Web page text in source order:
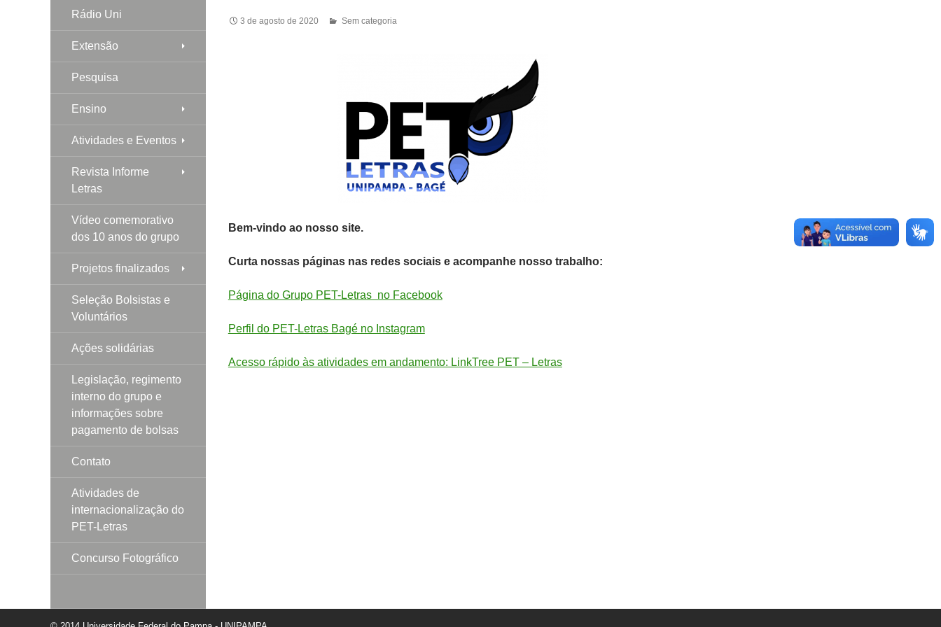
3 de agosto de 2020 Sem categoria
Bem-vindo ao nosso site.
Curta nossas páginas nas redes sociais e acompanhe nosso trabalho:
Página do Grupo PET-Letras no Facebook
Perfil do PET-Letras Bagé no Instagram
Acesso rápido às atividades em andamento: LinkTree PET – Letras
Rádio Uni
Extensão
Pesquisa
Ensino
Atividades e Eventos
Revista Informe
Letras
Vídeo comemorativo
dos 10 anos do grupo
Projetos finalizados
Seleção Bolsistas e
Voluntários
Ações solidárias
Legislação, regimento
interno do grupo e
informações sobre
pagamento de bolsas
Contato
Atividades de
internacionalização do
PET-Letras
Concurso Fotográfico